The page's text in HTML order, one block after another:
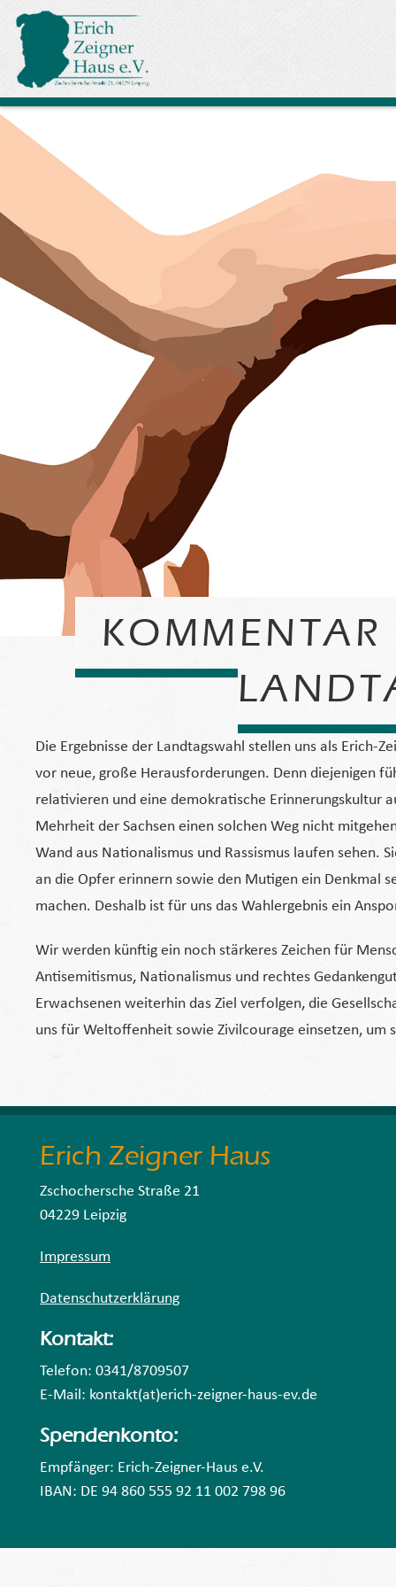
KOMMENTAR
Die Ergebnisse der Landtagswahl stellen uns als Erich-
vor neue, große Herausforderungen. Denn diejenigen
relativieren und eine demokratische Erinnerungskultur
Mehrheit der Sachsen einen solchen Weg nicht
Wand aus Nationalismus und Rassismus laufen sehen.
an die Opfer erinnern sowie den Mutigen ein Denkmal
machen. Deshalb ist für uns das Wahlergebnis ein
Wir werden künftig ein noch stärkeres Zeichen für
Antisemitismus, Nationalismus und rechtes
Erwachsenen weiterhin das Ziel verfolgen, die
uns für Weltoffenheit sowie Zivilcourage einsetzen,
Erich Zeigner Haus
Zschochersche Straße 21
04229 Leipzig
Impressum
Datenschutzerklärung
Kontakt:
Telefon: 0341/8709507
E-Mail: kontakt(at)erich-zeigner-haus-ev.de
Spendenkonto:
Empfänger: Erich-Zeigner-Haus e.V.
IBAN: DE 94 860 555 92 11 002 798 96